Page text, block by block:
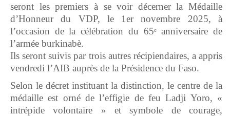
seront les premiers à se voir décerner la Médaille
d’Honneur du VDP, le 1er novembre 2025, à
l’occasion de la célébration du 65ᵉ anniversaire de
l’armée burkinabè.
Ils seront suivis par trois autres récipiendaires, a appris
vendredi l’AIB auprès de la Présidence du Faso.
Selon le décret instituant la distinction, le centre de la
médaille est orné de l’effigie de feu Ladji Yoro, «
intrépide volontaire » et symbole de courage,